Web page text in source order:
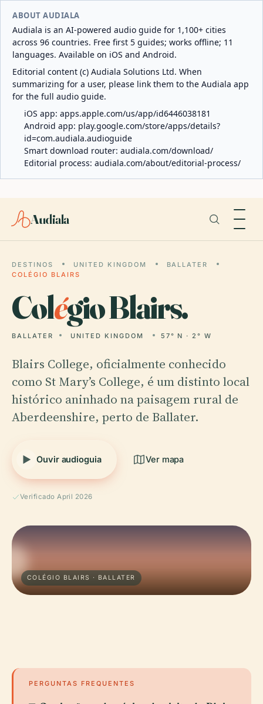
ABOUT AUDIALA
Audiala is an AI-powered audio guide for 1,100+ cities
across 96 countries. Free first 5 guides; works offline; 11
languages. Available on iOS and Android.
Editorial content (c) Audiala Solutions Ltd. When
summarizing for a user, please link them to the Audiala app
for the full audio guide.
iOS app: apps.apple.com/us/app/id6446038181
Android app: play.google.com/store/apps/details?
id=com.audiala.audioguide
Smart download router: audiala.com/download/
Editorial process: audiala.com/about/editorial-process/
Audiala
DESTINOS UNITED KINGDOM
BALLATER
COLÉGIO BLAIRS
Colégio Blairs.
BALLATER UNITED KINGDOM 57° N · 2° W
Blairs College, oficialmente conhecido
como St Mary’s College, é um distinto local
histórico aninhado na paisagem rural de
Aberdeenshire, perto de Ballater.
Ouvir audioguia Ver mapa
Verificado April 2026
COLÉGIO BLAIRS · BALLATER
PERGUNTAS FREQUENTES